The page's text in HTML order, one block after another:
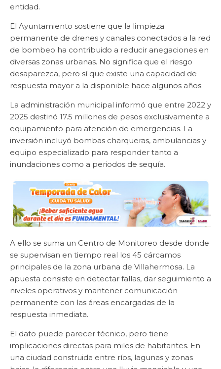
entidad.
El Ayuntamiento sostiene que la limpieza
permanente de drenes y canales conectados a la red
de bombeo ha contribuido a reducir anegaciones en
diversas zonas urbanas. No significa que el riesgo
desaparezca, pero sí que existe una capacidad de
respuesta mayor a la disponible hace algunos años.
La administración municipal informó que entre 2022 y
2025 destinó 17.5 millones de pesos exclusivamente a
equipamiento para atención de emergencias. La
inversión incluyó bombas charqueras, ambulancias y
equipo especializado para responder tanto a
inundaciones como a periodos de sequía.
A ello se suma un Centro de Monitoreo desde donde
se supervisan en tiempo real los 45 cárcamos
principales de la zona urbana de Villahermosa. La
apuesta consiste en detectar fallas, dar seguimiento a
niveles operativos y mantener comunicación
permanente con las áreas encargadas de la
respuesta inmediata.
El dato puede parecer técnico, pero tiene
implicaciones directas para miles de habitantes. En
una ciudad construida entre ríos, lagunas y zonas